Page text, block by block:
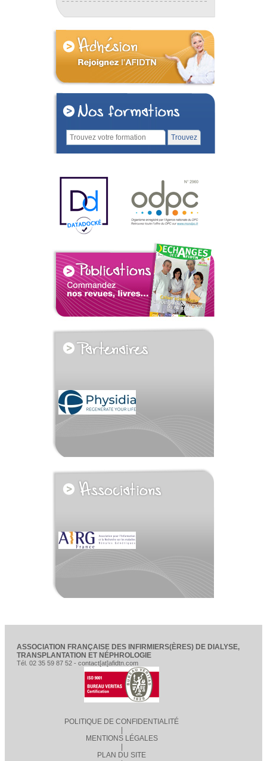
voir tous les partenaires
ASSOCIATION FRANÇAISE DES INFIRMIERS(ÈRES) DE DIALYSE,
TRANSPLANTATION ET NÉPHROLOGIE
Tél. 02 35 59 87 52 - contact[at]afidtn.com
POLITIQUE DE CONFIDENTIALITÉ
MENTIONS LÉGALES
PLAN DU SITE